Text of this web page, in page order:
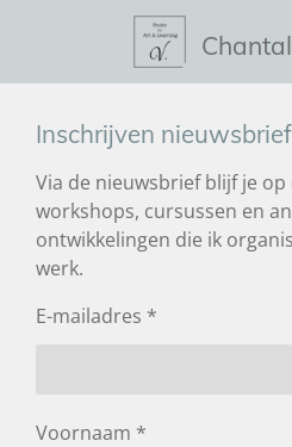
naar
hoofdinhoud
Inschrijven
Via de nieuwsbrief blijf je
workshops, cursussen en
ontwikkelingen die ik
werk.
E-mailadres *
Voornaam *